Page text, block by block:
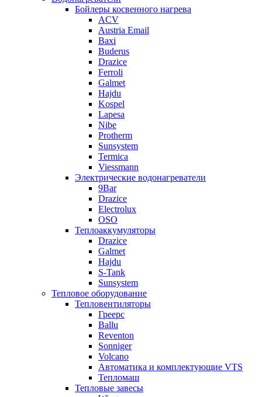
Бойлеры косвенного нагрева
ACV
Austria Email
Baxi
Buderus
Drazice
Ferroli
Galmet
Hajdu
Kospel
Lapesa
Nibe
Protherm
Sunsystem
Termica
Viessmann
Электрические водонагреватели
9Bar
Drazice
Electrolux
OSO
Теплоаккумуляторы
Drazice
Galmet
Hajdu
S-Tank
Sunsystem
Тепловое оборудование
Тепловентиляторы
Греерс
Ballu
Reventon
Sonniger
Volcano
Автоматика и комплектующие VTS
Тепломаш
Тепловые завесы